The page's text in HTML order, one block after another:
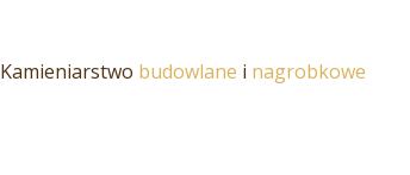
Kamieniarstwo budowlane i nagrobkowe